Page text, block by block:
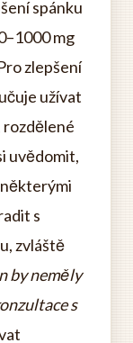
spánku
mg
zlepšení
užívat
uvědomit,
s
zvláště
by neměly
s